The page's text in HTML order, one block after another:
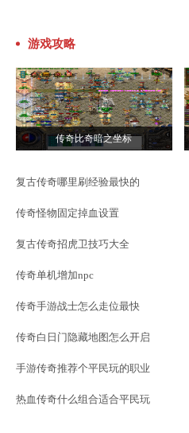
游戏攻略
传奇比奇暗之坐标
复古传奇哪里刷经验最快的
传奇怪物固定掉血设置
复古传奇招虎卫技巧大全
传奇单机增加npc
传奇手游战士怎么走位最快
传奇白日门隐藏地图怎么开启
手游传奇推荐个平民玩的职业
热血传奇什么组合适合平民玩